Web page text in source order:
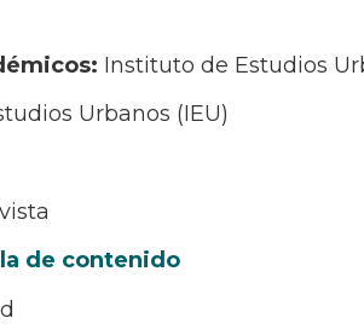
Instituto de Estudios
Urbanos (IEU)
de contenido